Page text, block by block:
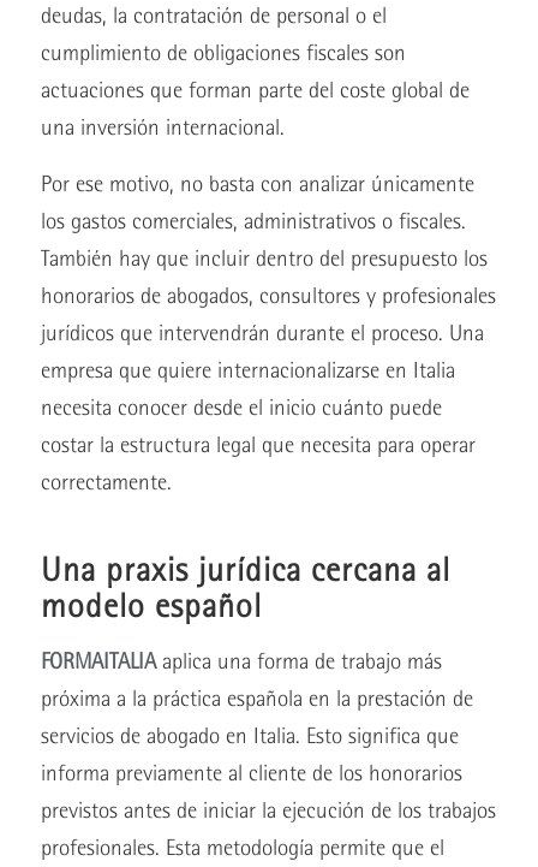
deudas, la contratación de personal o el
cumplimiento de obligaciones fiscales son
actuaciones que forman parte del coste global de
una inversión internacional.
Por ese motivo, no basta con analizar únicamente
los gastos comerciales, administrativos o fiscales.
También hay que incluir dentro del presupuesto los
honorarios de abogados, consultores y profesionales
jurídicos que intervendrán durante el proceso. Una
empresa que quiere internacionalizarse en Italia
necesita conocer desde el inicio cuánto puede
costar la estructura legal que necesita para operar
correctamente.
Una praxis jurídica cercana al
modelo español
FORMAITALIAaplica una forma de trabajo más
próxima a la práctica española en la prestación de
servicios de abogado en Italia. Esto significa que
informa previamente al cliente de los honorarios
previstos antes de iniciar la ejecución de los trabajos
profesionales. Esta metodología permite que el